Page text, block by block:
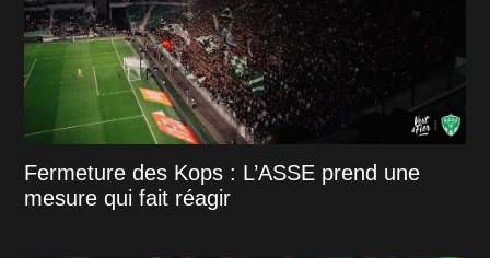
Fermeture des Kops : L’ASSE prend une
mesure qui fait réagir